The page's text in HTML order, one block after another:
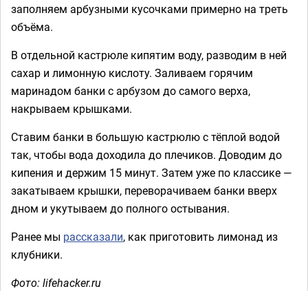
заполняем арбузными кусочками примерно на треть
объёма.
В отдельной кастрюле кипятим воду, разводим в ней
сахар и лимонную кислоту. Заливаем горячим
маринадом банки с арбузом до самого верха,
накрываем крышками.
Ставим банки в большую кастрюлю с тёплой водой
так, чтобы вода доходила до плечиков. Доводим до
кипения и держим 15 минут. Затем уже по классике —
закатываем крышки, переворачиваем банки вверх
дном и укутываем до полного остывания.
Ранее мы рассказали, как приготовить лимонад из
клубники.
Фото: lifehacker.ru